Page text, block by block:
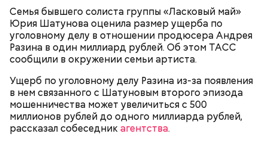
Семья бывшего солиста группы «Ласковый май»
Юрия Шатунова оценила размер ущерба по
уголовному делу в отношении продюсера Андрея
Разина в один миллиард рублей. Об этом ТАСС
сообщили в окружении семьи артиста.
Ущерб по уголовному делу Разина из-за появления
в нем связанного с Шатуновым второго эпизода
мошенничества может увеличиться с 500
миллионов рублей до одного миллиарда рублей,
рассказал собеседникагентства.
Тайным обществом счастливых людей, чтобы
напомнить людям, что счастье на самом деле
кроется в мелочах. Отпраздновать этот день
можно, поделившись с другими людьми
счастливыми моментами из своей жизни.
Уберут отеки и улучшат зрение:
диетолог Соломатина рассказала
о пользе кабачков
Кабачки, тушеные с курицей
Как приготовить домашний
майонез: три простых рецепта
Эндокринолог Куликова
объяснила, в чем заключается
польза сезонных овощей и